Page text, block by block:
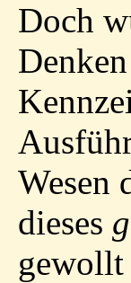
Doch
Wesen
dieses